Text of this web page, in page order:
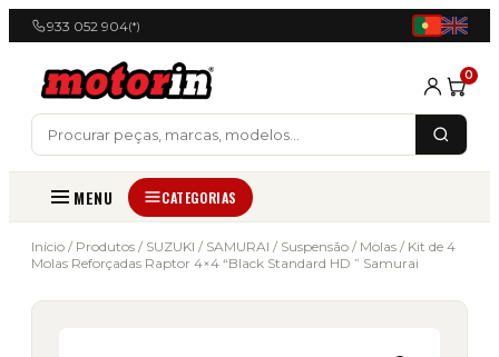
933 052 904(*)
0
MENU CATEGORIAS
Início / Produtos / SUZUKI / SAMURAI / Suspensão / Molas / Kit de 4
Molas Reforçadas Raptor 4×4 “Black Standard HD ” Samurai